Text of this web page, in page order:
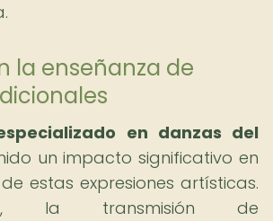
la enseñanza de
en danzas del
un impacto significativo en
estas expresiones artísticas.
la transmisión de